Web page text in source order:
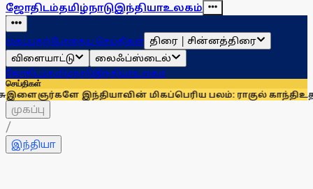
ஜோதிடம்தமிழ்நாடுஇந்தியாஉலகம்
முகப்புதற்போதைய செய்திகள் திரை | சின்னத்திரை
விளையாட்டு
லைஃப்ஸ்டைல்
ஜோதிடம்தமிழ்நாடுஇந்தியாஉலகம்
செய்திகள்
இந்தியாவின் மிகப்பெரிய பலம்: ராகுல் காந்திஉதயநிதி
முகப்பு
/
இந்தியா